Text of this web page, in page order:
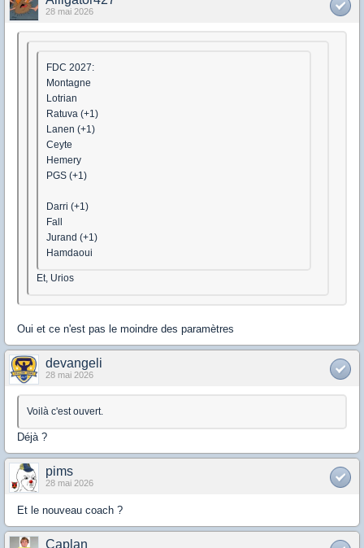
28 mai 2026
FDC 2027:
Montagne
Lotrian
Ratuva (+1)
Lanen (+1)
Ceyte
Hemery
PGS (+1)
Darri (+1)
Fall
Jurand (+1)
Hamdaoui
Et, Urios
Oui et ce n'est pas le moindre des paramètres
devangeli
28 mai 2026
Voilà c'est ouvert.
Déjà ?
pims
28 mai 2026
Et le nouveau coach ?
Caplan